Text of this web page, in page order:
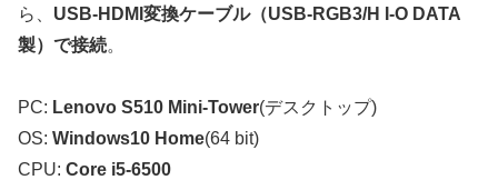
ら、 USB-HDMI変換ケーブル（USB-RGB3/H I-O DATA
製）で接続。
PC: Lenovo S510 Mini-Tower(デスクトップ)
OS: Windows10 Home(64 bit)
CPU: Core i5-6500